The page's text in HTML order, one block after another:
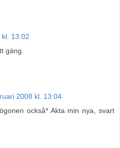
13:02
gäng.
2008 kl. 13:04
också* Akta min nya, svart